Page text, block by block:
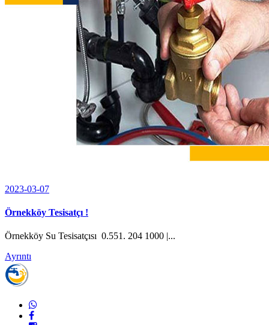
2023-03-07
Örnekköy Tesisatçı !
Örnekköy Su Tesisatçısı 0.551. 204 1000 |...
Ayrıntı